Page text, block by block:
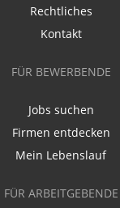
Rechtliches
Kontakt
FÜR BEWERBENDE
Jobs suchen
Firmen entdecken
Mein Lebenslauf
FÜR ARBEITGEBENDE